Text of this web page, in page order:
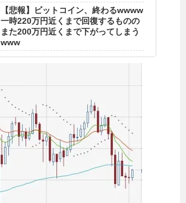
【悲報】ビットコイン、終わるwwww
一時220万円近くまで回復するものの
また200万円近くまで下がってしまう
www